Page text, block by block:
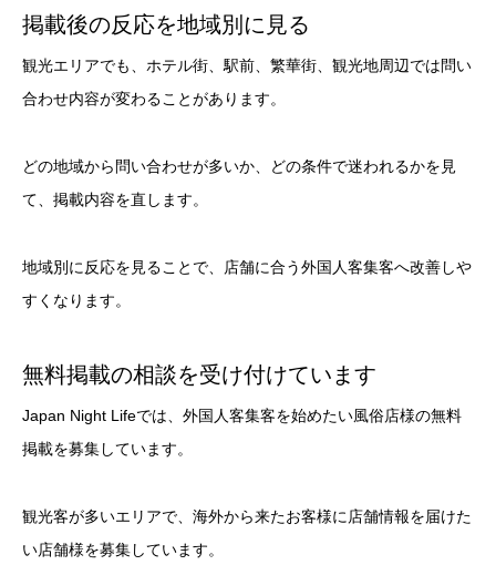
掲載後の反応を地域別に見る
観光エリアでも、ホテル街、駅前、繁華街、観光地周辺では問い
合わせ内容が変わることがあります。
どの地域から問い合わせが多いか、どの条件で迷われるかを見
て、掲載内容を直します。
地域別に反応を見ることで、店舗に合う外国人客集客へ改善しや
すくなります。
無料掲載の相談を受け付けています
Japan Night Lifeでは、外国人客集客を始めたい風俗店様の無料
掲載を募集しています。
観光客が多いエリアで、海外から来たお客様に店舗情報を届けた
い店舗様を募集しています。